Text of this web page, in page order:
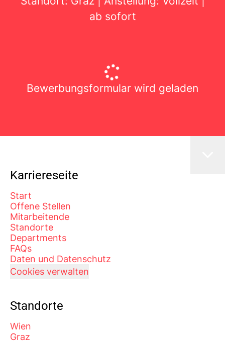
ab sofort
Bewerbungsformular wird geladen
Karriereseite
Start
Offene Stellen
Mitarbeitende
Standorte
Departments
FAQs
Daten und Datenschutz
Cookies verwalten
Standorte
Wien
Graz